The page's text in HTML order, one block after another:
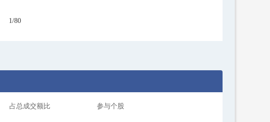
1/80
占总成交额比 参与个股